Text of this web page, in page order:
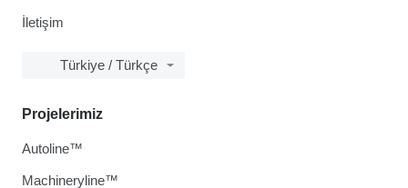
İletişim
Türkiye / Türkçe
Projelerimiz
Autoline™
Machineryline™